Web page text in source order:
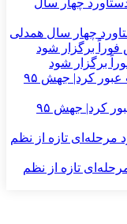
چهار سال همدلی
برگزار شود
درآمدهای عملیاتی بانك ملت از ۱۶۰ همت عبور كرد| جهش ۹۵
تازه از نظم